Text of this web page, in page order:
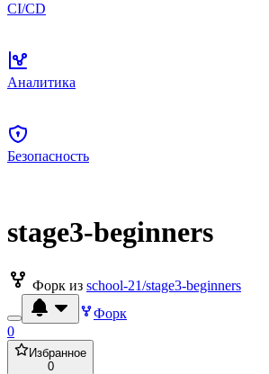
CI/CD
Аналитика
Безопасность
stage3-beginners
Форк из school-21/stage3-beginners
Форк
0
Избранное
0